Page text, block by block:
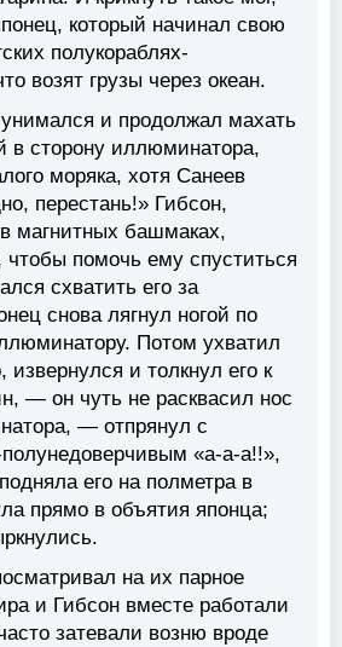
который начинал свою
полукораблях-
возят грузы через океан.
и продолжал махать
в сторону иллюминатора,
моряка, хотя Санеев
перестань!» Гибсон,
магнитных башмаках,
чтобы помочь ему спуститься
схватить его за
снова лягнул ногой по
Потом ухватил
извернулся и толкнул его к
— он чуть не расквасил нос
— отпрянул с
«а-а-а!!»,
его на полметра в
прямо в объятия японца;
на их парное
и Гибсон вместе работали
затевали возню вроде